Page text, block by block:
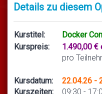
Details zu diesem
Kurstitel:
Docker
Kurspreis:
1.490,00 €
pro
Kursdatum:
Kurszeiten:
22.04.26 -
09:30 -